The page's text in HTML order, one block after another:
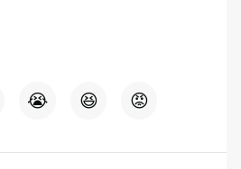
😭 😆 😡